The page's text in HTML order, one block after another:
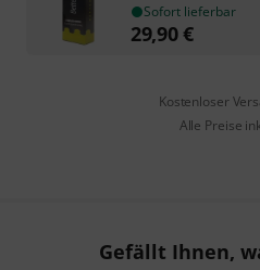
Sofort lieferbar
29,90€
Kostenloser
Alle Preise
Gefällt Ihnen,